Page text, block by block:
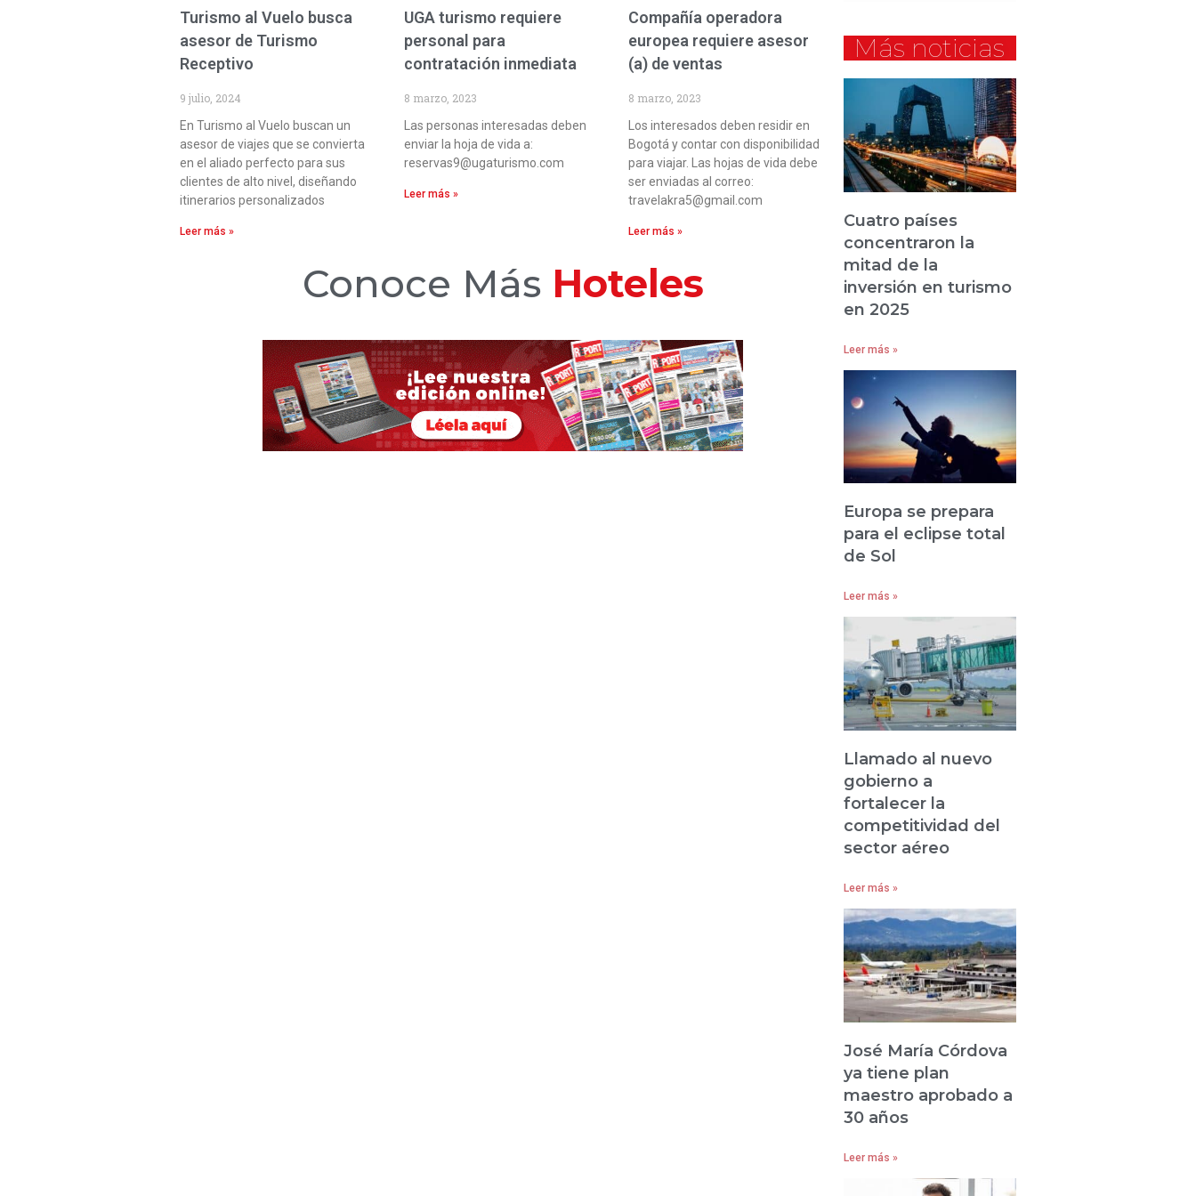
Turismo al Vuelo busca
asesor de Turismo
Receptivo
9 julio, 2024
En Turismo al Vuelo buscan un
asesor de viajes que se convierta
en el aliado perfecto para sus
clientes de alto nivel, diseñando
itinerarios personalizados
Leer más »
UGA turismo requiere
personal para
contratación inmediata
8 marzo, 2023
Las personas interesadas deben
enviar la hoja de vida a:
reservas9@ugaturismo.com
Leer más »
Compañía operadora
europea requiere asesor
(a) de ventas
8 marzo, 2023
Los interesados deben residir en
Bogotá y contar con disponibilidad
para viajar. Las hojas de vida debe
ser enviadas al correo:
travelakra5@gmail.com
Leer más »
Conoce Más Hoteles
Más noticias
Cuatro países
concentraron la
mitad de la
inversión en turismo
en 2025
Leer más »
Europa se prepara
para el eclipse total
de Sol
Leer más »
Llamado al nuevo
gobierno a
fortalecer la
competitividad del
sector aéreo
Leer más »
José María Córdova
ya tiene plan
maestro aprobado a
30 años
Leer más »